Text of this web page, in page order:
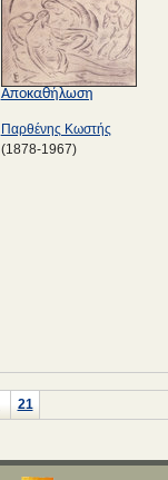
Αποκαθήλωση
Παρθένης Κωστής
(1878-1967)
21